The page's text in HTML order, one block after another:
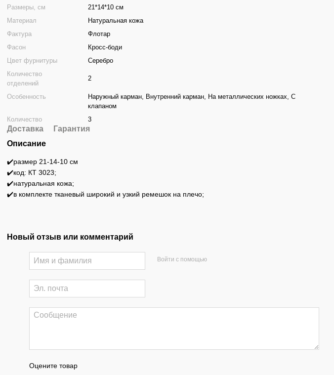
Размеры, см
21*14*10 см
Материал
Натуральная кожа
Фактура
Флотар
Фасон
Кросс-боди
Цвет фурнитуры
Серебро
Количество
отделений
2
Особенность
Наружный карман, Внутренний карман, На металлических ножках, С
клапаном
Количество
3
Доставка
Гарантия
Описание
✔️размер 21-14-10 см
✔️код: КТ 3023;
✔️натуральная кожа;
✔️в комплекте тканевый широкий и узкий ремешок на плечо;
Новый отзыв или комментарий
Войти с помощью
Оцените товар